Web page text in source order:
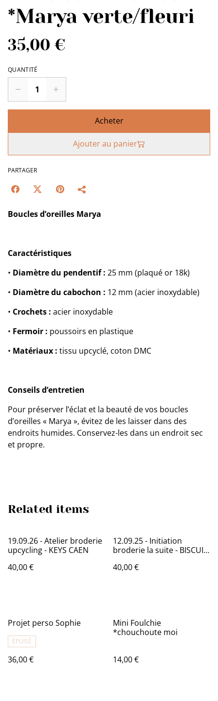
*Marya verte/fleuri
35,00 €
QUANTITÉ
Acheter
Ajouter au panier
PARTAGER
Boucles d’oreilles Marya
Caractéristiques
• Diamètre du pendentif : 25 mm (plaqué or 18k)
• Diamètre du cabochon : 12 mm (acier inoxydable)
• Crochets : acier inoxydable
• Fermoir : poussoirs en plastique
• Matériaux : tissu upcyclé, coton DMC
Conseils d’entretien
Pour préserver l’éclat et la beauté de vos boucles
d’oreilles « Marya », évitez de les laisser dans des
endroits humides. Conservez-les dans un endroit sec
et propre.
Related items
19.09.26 - Atelier broderie
upcycling - KEYS CAEN
40,00 €
12.09.25 - Initiation
broderie la suite - BISCUIT
40,00 €
Projet perso Sophie
ÉPUISÉ
36,00 €
Mini Foulchie
*chouchoute moi
14,00 €